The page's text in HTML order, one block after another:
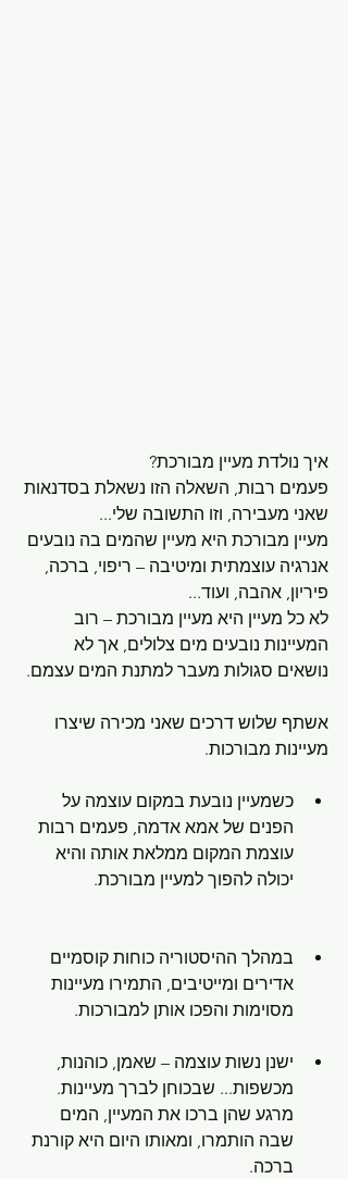
איך נולדת מעיין מבורכת?
פעמים רבות, השאלה הזו נשאלת בסדנאות
שאני מעבירה, וזו התשובה שלי...
מעיין מבורכת היא מעיין שהמים בה נובעים
אנרגיה עוצמתית ומיטיבה – ריפוי, ברכה,
פיריון, אהבה, ועוד...
לא כל מעיין היא מעיין מבורכת – רוב
המעיינות נובעים מים צלולים, אך לא
נושאים סגולות מעבר למתנת המים עצמם.
אשתף שלוש דרכים שאני מכירה שיצרו
מעיינות מבורכות.
כשמעיין נובעת במקום עוצמה על
הפנים של אמא אדמה, פעמים רבות
עוצמת המקום ממלאת אותה והיא
יכולה להפוך למעיין מבורכת.
במהלך ההיסטוריה כוחות קוסמיים
אדירים ומייטיבים, התמירו מעיינות
מסוימות והפכו אותן למבורכות.
ישנן נשות עוצמה – שאמן, כוהנות,
מכשפות... שבכוחן לברך מעיינות.
מרגע שהן ברכו את המעיין, המים
שבה הותמרו, ומאותו היום היא קורנת
ברכה.